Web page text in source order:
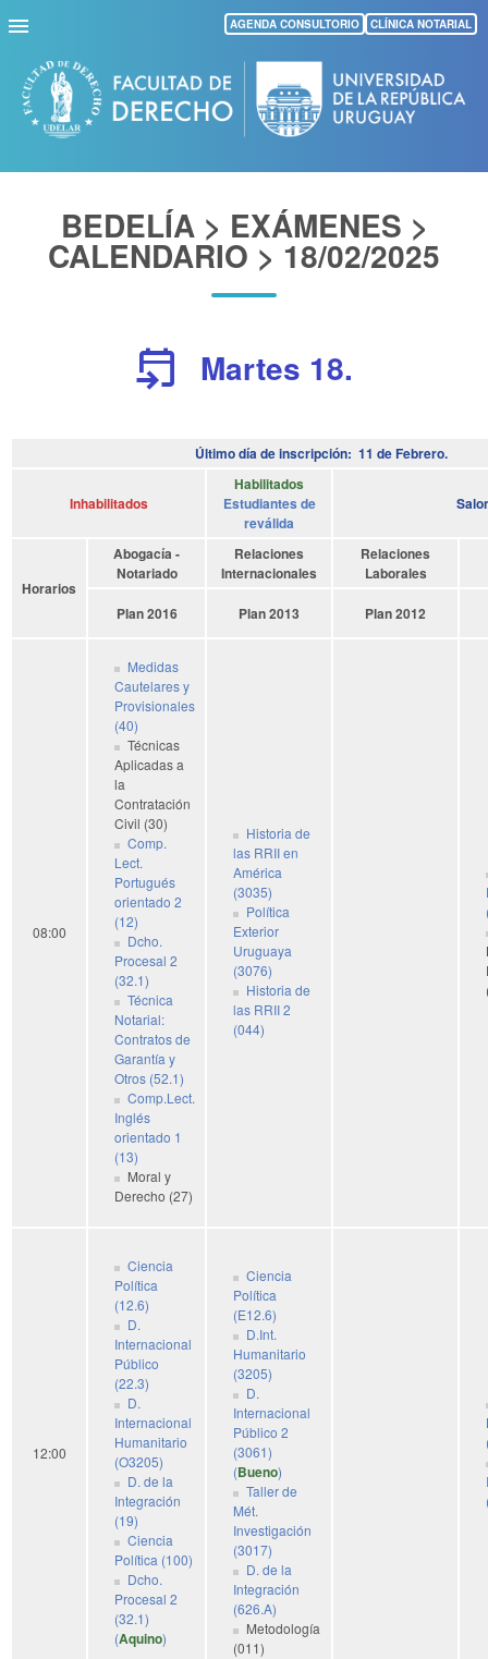
Pasar
al
contenido
principal
AGENDA CONSULTORIO CLÍNICA NOTARIAL
BEDELÍA > EXÁMENES >
CALENDARIO > 18/02/2025
event_upcoming Martes 18.
Último día de inscripción: 11 de Febrero.
Inhabilitados
Habilitados
Estudiantes de
reválida
Horarios
Abogacía -
Notariado
Relaciones
Internacionales
Relaciones
Laborales
Plan 2016 Plan 2013 Plan 2012
08:00
Medidas
Cautelares y
Provisionales
(40)
Técnicas
Aplicadas a
la
Contratación
Civil (30)
Comp.
Lect.
Portugués
orientado 2
(12)
Dcho.
Procesal 2
(32.1)
Técnica
Notarial:
Contratos de
Garantía y
Otros (52.1)
Comp.Lect.
Inglés
orientado 1
(13)
Moral y
Derecho (27)
Historia de
las RRII en
América
(3035)
Política
Exterior
Uruguaya
(3076)
Historia de
las RRII 2
(044)
12:00
Ciencia
Política
(12.6)
D.
Internacional
Público
(22.3)
D.
Internacional
Humanitario
(O3205)
D. de la
Integración
(19)
Ciencia
Política (100)
Dcho.
Procesal 2
(32.1)
(Aquino)
Ciencia
Política
(E12.6)
D.Int.
Humanitario
(3205)
D.
Internacional
Público 2
(3061)
(Bueno)
Taller de
Mét.
Investigación
(3017)
D. de la
Integración
(626.A)
Metodología
(011)